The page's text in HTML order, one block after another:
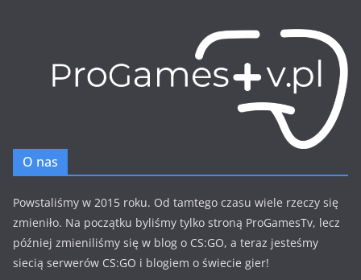
O nas
Powstaliśmy w 2015 roku. Od tamtego czasu wiele rzeczy się
zmieniło. Na początku byliśmy tylko stroną ProGamesTv, lecz
później zmieniliśmy się w blog o CS:GO, a teraz jesteśmy
siecią serwerów CS:GO i blogiem o świecie gier!